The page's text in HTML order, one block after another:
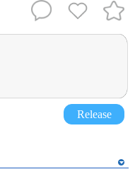
Release